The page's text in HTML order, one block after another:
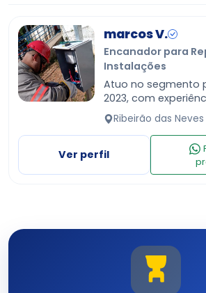
marcos V.
Encanador para
Instalações
Atuo no segmento
2023, com
serviços de
de problemas no
residências e
Ribeirão das Neves
Ver perfil